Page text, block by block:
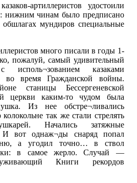
артиллеристов удостоили
нижним чинам было предписано
мундиров специальные
много писали в годы 1-
пожалуй, самый удивительный
исполь¬зованием казаками
во время Гражданской войны.
станицы Бессергеневской
церкви каким-то чудом была
Из нее обстре¬ливались
так же стали стрелять
Начались затяжные
И вот однаж¬ды снаряд попал
а угодил точно… в ствол
в самое жерло. Случай —
Книги рекордов